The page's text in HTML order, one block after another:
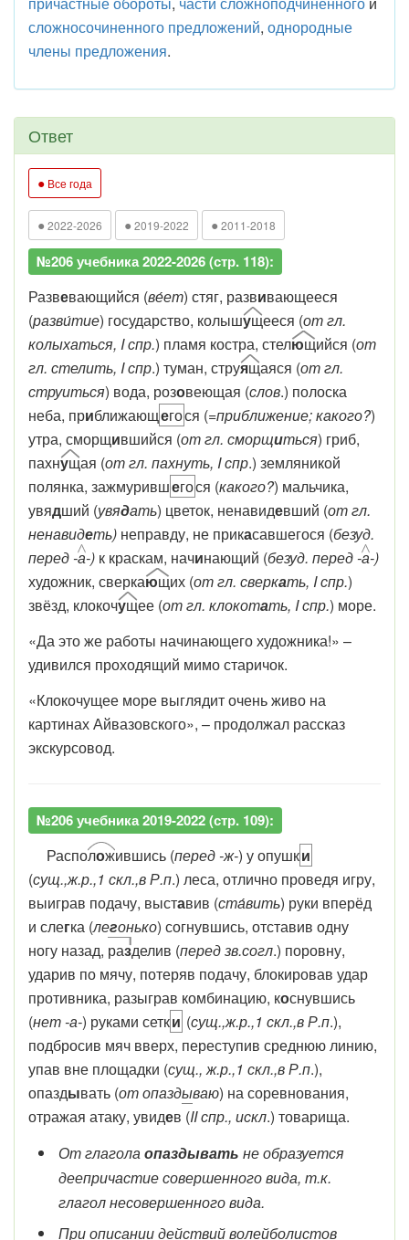
сложносочиненного предложений, однородные
члены предложения.
Ответ
● Все года
● 2022-2026 ● 2019-2022 ● 2011-2018
№206 учебника 2022-2026 (стр. 118):
Развевающийся (ве́ет) стяг, развивающееся
(разви́тие) государство, колышущееся (от гл.
колыхаться, I спр.) пламя костра, стелющийся (от
гл. стелить, I спр.) туман, струящаяся (от гл.
струиться) вода, розовеющая (слов.) полоска
неба, приближающегося (=приближение;какого?)
утра, сморщившийся (от гл. сморщиться) гриб,
пахнущая (от гл. пахнуть, I спр.) земляникой
полянка, зажмурившегося (какого?) мальчика,
увядший (увядать) цветок, ненавидевший (от гл.
ненавидеть) неправду, не прикасавшегося (безуд.
перед -а-) к краскам, начинающий (безуд. перед -а-)
художник, сверкающих (от гл. сверкать, I спр.)
звёзд, клокочущее (от гл. клокотать, I спр.) море.
«Да это же работы начинающего художника!» –
удивился проходящий мимо старичок.
«Клокочущее море выглядит очень живо на
картинах Айвазовского», – продолжал рассказ
экскурсовод.
№206 учебника 2019-2022 (стр. 109):
Расположившись (перед -ж-) у опушки
(сущ.,ж.р.,1 скл.,в Р.п.) леса, отлично проведя игру,
выиграв подачу, выставив (ста́вить) руки вперёд
и слегка (легонько) согнувшись, отставив одну
ногу назад, разделив (перед зв.согл.) поровну,
ударив по мячу, потеряв подачу, блокировав удар
противника, разыграв комбинацию, коснувшись
(нет -а-) руками сетки (сущ.,ж.р.,1 скл.,в Р.п.),
подбросив мяч вверх, переступив среднюю линию,
упав вне площадки (сущ., ж.р.,1 скл.,в Р.п.),
опаздывать (от опаздываю) на соревнования,
отражая атаку, увидев (II спр., искл.) товарища.
От глагола опаздывать не образуется
деепричастие совершенного вида, т.к.
глагол несовершенного вида.
При описании действий волейболистов